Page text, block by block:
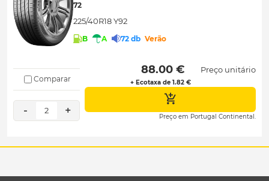
72
225/40R18 Y92
B A 72 db Verão
Comparar
- 2 +
88.00 €
+ Ecotaxa de 1.82 €
Preço unitário
Preço em Portugal Continental.